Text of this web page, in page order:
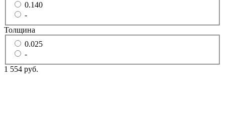
0.140
-
Толщина
0.025
-
1 554 руб.